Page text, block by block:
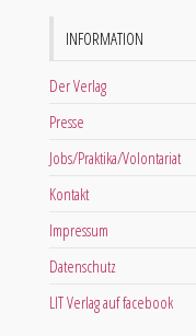
INFORMATION
Der Verlag
Presse
Jobs/Praktika/Volontariat
Kontakt
Impressum
Datenschutz
LIT Verlag auf facebook